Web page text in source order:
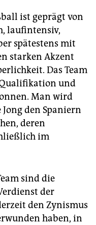
ist geprägt von
laufintensiv,
spätestens mit
starken Akzent
Das Team
und
Man wird
den Spaniern
deren
im
sind die
der
den Zynismus
haben, in